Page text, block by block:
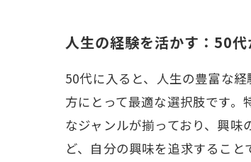
人生の経験を活かす：50
50代に入ると、人生の豊富な
方にとって最適な選択肢です
なジャンルが揃っており、興
ど、自分の興味を追求するこ